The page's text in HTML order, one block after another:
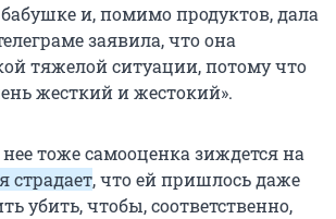
и, помимо продуктов, дала
заявила, что она
тяжелой ситуации, потому что
жесткий и жестокий».
тоже самооценка зиждется на
страдает, что ей пришлось даже
убить, чтобы, соответственно,